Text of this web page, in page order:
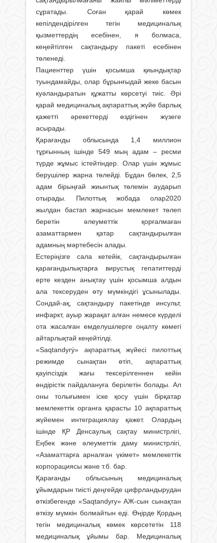
сұратады. Соған қарай көмек
кепілдендірілген тегін медициналық
қызметтердің есебінен, я болмаса,
кеңейтілген сақтандыру пакеті есебінен
төленеді.
Пациенттер үшін қосымша қиындықтар
туындамайды, олар бұрынғыдай жеке басын
куәландыратын құжатты көрсетуі тиіс. Әрі
қарай медициналық ақпараттық жүйе барлық
қажетті әрекеттерді өздігінен жүзеге
асырады.
Қарағанды облысында 1,4 миллион
тұрғынның ішінде 549 мың адам – ресми
түрде жұмыс істейтіндер. Олар үшін жұмыс
берушілер жарна төлейді. Бұдан бөлек, 2,5
адам бірыңғай жиынтық төлемін аударып
отырады. Пилоттық жобада олар2020
жылдан бастап жарнасын мемлекет төлеп
беретін әлеуметтік қорғалмаған
азаматтармен қатар сақтандырылған
адамның мәртебесін алады.
Естеріңізге сала кетейік, сақтандырылған
қарағандылықтарға вирустық гепатиттерді
ерте кезден анықтау үшін қосымша алдын
ала тексеруден өту мүмкіндігі ұсынылады.
Сондай-ақ, сақтандыру пакетінде инсульт,
инфаркт, ауыр жарақат алған немесе күрделі
ота жасалған емделушілерге оңалту көмегі
айтарлықтай кеңейтілді.
«Saqtandyrý» ақпараттық жүйесі пилоттық
режимде сынақтан өтіп, ақпараттық
қауіпсіздік жағы тексерілгеннен кейін
өндірістік пайдалануға берілетін болады. Ал
оны толығымен іске қосу үшін бірқатар
мемлекеттік органға қарасты 10 ақпараттық
жүйемен интеграциялау қажет. Олардың
ішінде ҚР Денсаулық сақтау министрлігі,
Еңбек және әлеуметтік даму министрлігі,
«Азаматтарға арналған үкімет» мемлекеттік
корпорациясы және т.б. бар.
Қарағанды облысының медициналық
ұйымдарын тиісті деңгейде цифрландырудан
өткізбегенде «Saqtandyry» АЖ-сын сынақтан
өткізу мүмкін болмайтын еді. Өңірде Қордың
тегін медициналық көмек көрсететін 118
медициналық ұйымы бар. Медициналық